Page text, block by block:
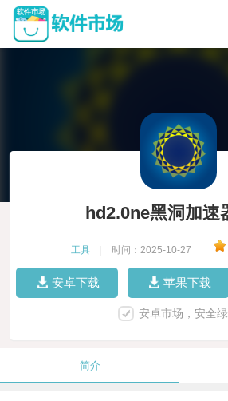
hd2.0ne黑洞加速
工具 时间：2025-10-27
安卓下载 苹果下载
安卓市场，安全
简介